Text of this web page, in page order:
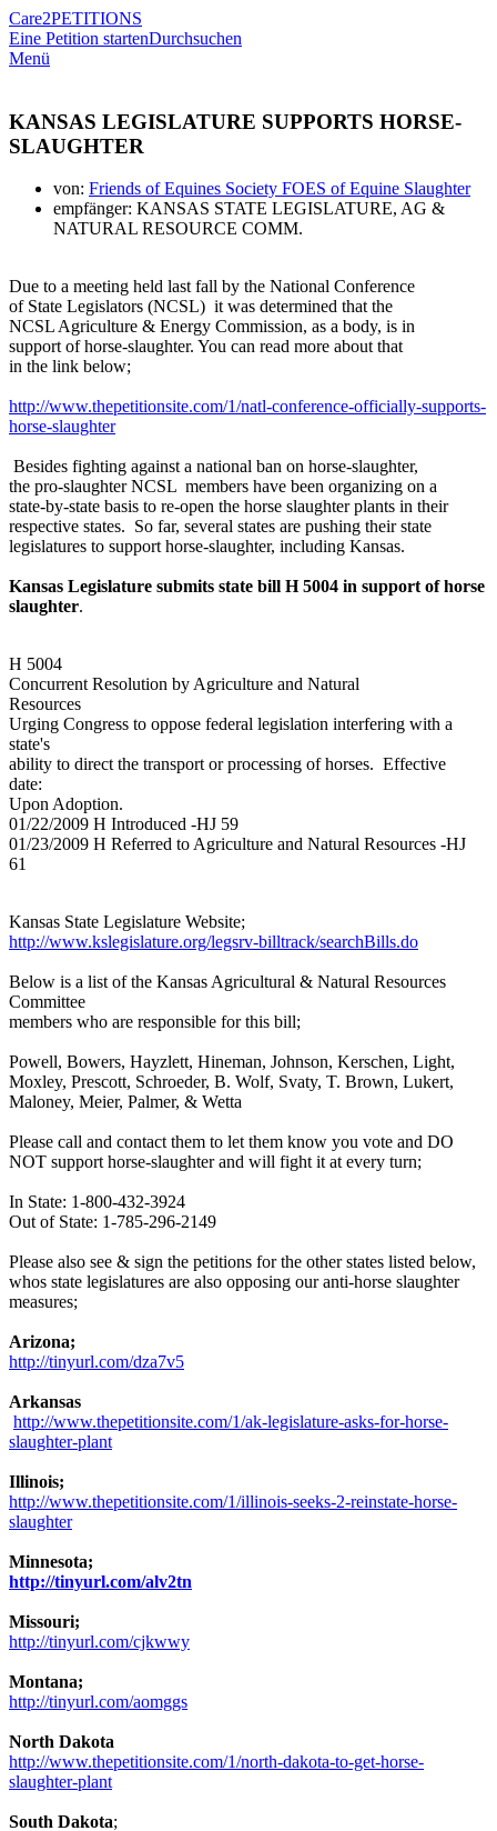
Care2PETITIONS
Eine Petition startenDurchsuchen
Menü
KANSAS LEGISLATURE SUPPORTS HORSE-
SLAUGHTER
von: Friends of Equines Society FOES of Equine Slaughter
empfänger: KANSAS STATE LEGISLATURE, AG &
NATURAL RESOURCE COMM.
Due to a meeting held last fall by the National Conference
of State Legislators (NCSL) it was determined that the
NCSL Agriculture & Energy Commission, as a body, is in
support of horse-slaughter. You can read more about that
in the link below;
http://www.thepetitionsite.com/1/natl-conference-officially-supports-
horse-slaughter
Besides fighting against a national ban on horse-slaughter,
the pro-slaughter NCSL members have been organizing on a
state-by-state basis to re-open the horse slaughter plants in their
respective states. So far, several states are pushing their state
legislatures to support horse-slaughter, including Kansas.
Kansas Legislature submits state bill H 5004 in support of horse
slaughter.
H 5004
Concurrent Resolution by Agriculture and Natural
Resources
Urging Congress to oppose federal legislation interfering with a
state's
ability to direct the transport or processing of horses. Effective
date:
Upon Adoption.
01/22/2009 H Introduced -HJ 59
01/23/2009 H Referred to Agriculture and Natural Resources -HJ
61
Kansas State Legislature Website;
http://www.kslegislature.org/legsrv-billtrack/searchBills.do
Below is a list of the Kansas Agricultural & Natural Resources
Committee
members who are responsible for this bill;
Powell, Bowers, Hayzlett, Hineman, Johnson, Kerschen, Light,
Moxley, Prescott, Schroeder, B. Wolf, Svaty, T. Brown, Lukert,
Maloney, Meier, Palmer, & Wetta
Please call and contact them to let them know you vote and DO
NOT support horse-slaughter and will fight it at every turn;
In State: 1-800-432-3924
Out of State: 1-785-296-2149
Please also see & sign the petitions for the other states listed below,
whos state legislatures are also opposing our anti-horse slaughter
measures;
Arizona;
http://tinyurl.com/dza7v5
Arkansas
http://www.thepetitionsite.com/1/ak-legislature-asks-for-horse-
slaughter-plant
Illinois;
http://www.thepetitionsite.com/1/illinois-seeks-2-reinstate-horse-
slaughter
Minnesota;
http://tinyurl.com/alv2tn
Missouri;
http://tinyurl.com/cjkwwy
Montana;
http://tinyurl.com/aomggs
North Dakota
http://www.thepetitionsite.com/1/north-dakota-to-get-horse-
slaughter-plant
South Dakota;